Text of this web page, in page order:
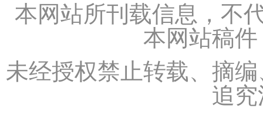
本网站所刊载信息，不
本网站稿
未经授权禁止转载、摘
追